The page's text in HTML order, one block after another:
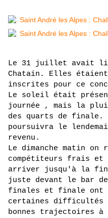
Le 31 juillet avait
Chatain. Elles
inscrites pour ce
Le soleil était
journée , mais la
des quarts de finale.
poursuivra le
revenu.
Le dimanche matin
compétiteurs frais et
arriver jusqu'à la
juste devant le bar de
finales et finale ont
certaines difficultés
bonnes trajectoires à